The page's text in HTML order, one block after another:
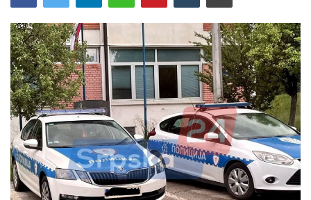
Auto-moto
Hronika
Gradovi
Turizam
Biznis
Jezik